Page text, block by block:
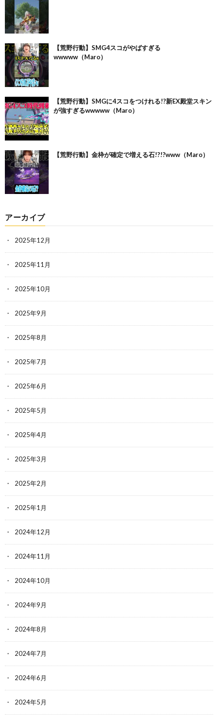
【荒野行動】SMG4スコがやばすぎる
wwwww（Maro）
【荒野行動】SMGに4スコをつけれる!?新EX殿堂スキン
が強すぎるwwwww（Maro）
【荒野行動】金枠が確定で増える石!?!?www（Maro）
アーカイブ
2025年12月
2025年11月
2025年10月
2025年9月
2025年8月
2025年7月
2025年6月
2025年5月
2025年4月
2025年3月
2025年2月
2025年1月
2024年12月
2024年11月
2024年10月
2024年9月
2024年8月
2024年7月
2024年6月
2024年5月